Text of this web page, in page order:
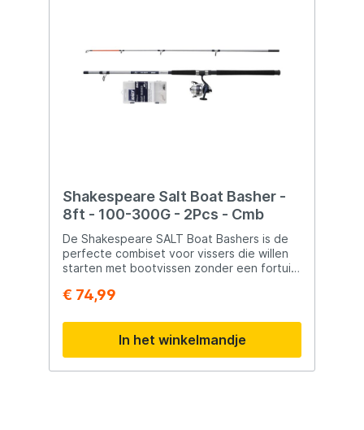
Shakespeare Salt Boat Basher -
8ft - 100-300G - 2Pcs - Cmb
De Shakespeare SALT Boat Bashers is de
perfecte combiset voor vissers die willen
starten met bootvissen zonder een fortuin
klaar voor gebruik aan boord. De krachtige
glasvezel en voorzien van titaniumoxide
geleideogen en een comfortabel EVA-
handvat met hoge dichtheid. De molen is
van stevig grafiet en volledig opgespoeld
€ 74,99
In het winkelmandje